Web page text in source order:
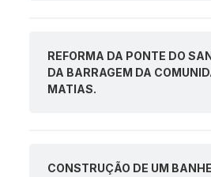
REFORMA DA PONTE DO
DA BARRAGEM DA
MATIAS.
CONSTRUÇÃO DE UM